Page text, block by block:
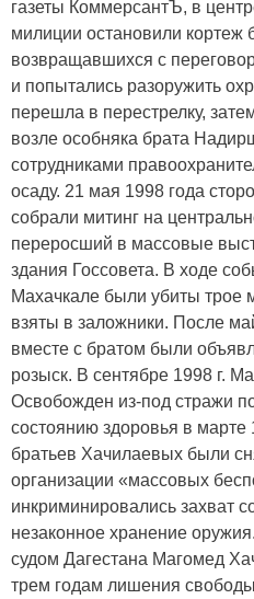
газеты КоммерсантЪ, в
милиции остановили кортеж
возвращавшихся с
и попытались разоружить
перешла в перестрелку,
возле особняка брата
сотрудниками
осаду. 21 мая 1998 года
собрали митинг на
переросший в массовые
здания Госсовета. В ходе
Махачкале были убиты трое
взяты в заложники. После
вместе с братом были
розыск. В сентябре 1998 г.
Освобожден из-под стражи
состоянию здоровья в
братьев Хачилаевых были
организации «массовых
инкриминировались захват
незаконное хранение
судом Дагестана Магомед
трем годам лишения